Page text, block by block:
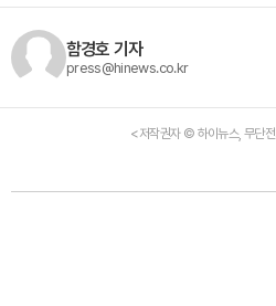
함경호 기자
press@hinews.co.kr
<저작권자 © 하이뉴스, 무단